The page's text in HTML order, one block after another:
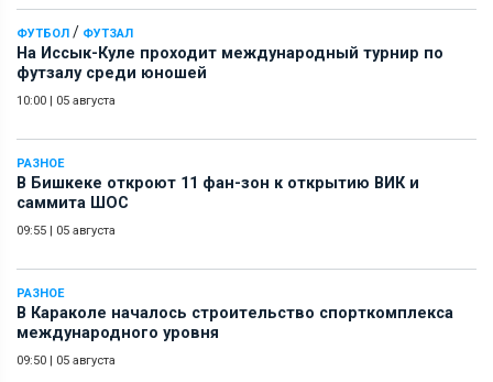
ФУТБОЛ / ФУТЗАЛ
На Иссык-Куле проходит международный турнир по
футзалу среди юношей
10:00 05 августа
РАЗНОЕ
В Бишкеке откроют 11 фан-зон к открытию ВИК и
саммита ШОС
09:55 05 августа
РАЗНОЕ
В Караколе началось строительство спорткомплекса
международного уровня
09:50 05 августа